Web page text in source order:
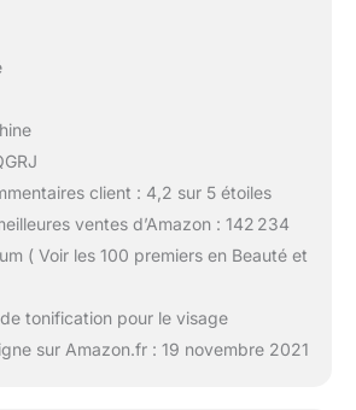
client : 4,2 sur 5 étoiles
ventes d’Amazon : 142 234
( Voir les 100 premiers en Beauté et
tonification pour le visage
sur Amazon.fr : 19 novembre 2021